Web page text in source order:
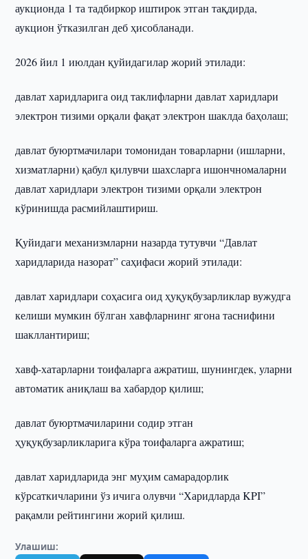
аукционда 1 та тадбиркор иштирок этган тақдирда,
аукцион ўтказилган деб ҳисобланади.
2026 йил 1 июлдан қуйидагилар жорий этилади:
давлат харидларига оид таклифларни давлат харидлари
электрон тизими орқали фақат электрон шаклда баҳолаш;
давлат буюртмачилари томонидан товарларни (ишларни,
хизматларни) қабул қилувчи шахсларга ишончномаларни
давлат харидлари электрон тизими орқали электрон
кўринишда расмийлаштириш.
Қуйидаги механизмларни назарда тутувчи “Давлат
харидларида назорат” саҳифаси жорий этилади:
давлат харидлари соҳасига оид ҳуқуқбузарликлар вужудга
келиши мумкин бўлган хавфларнинг ягона таснифини
шакллантириш;
хавф-хатарларни тоифаларга ажратиш, шунингдек, уларни
автоматик аниқлаш ва хабардор қилиш;
давлат буюртмачиларини содир этган
ҳуқуқбузарликларига кўра тоифаларга ажратиш;
давлат харидларида энг муҳим самарадорлик
кўрсаткичларини ўз ичига олувчи “Харидларда KPI”
рақамли рейтингини жорий қилиш.
Улашиш: